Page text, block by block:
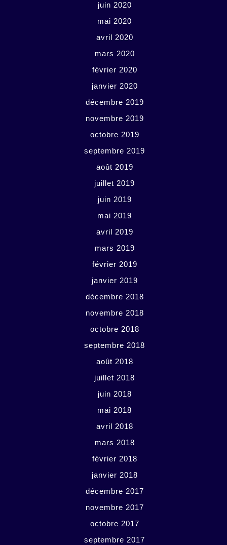
juin 2020
mai 2020
avril 2020
mars 2020
février 2020
janvier 2020
décembre 2019
novembre 2019
octobre 2019
septembre 2019
août 2019
juillet 2019
juin 2019
mai 2019
avril 2019
mars 2019
février 2019
janvier 2019
décembre 2018
novembre 2018
octobre 2018
septembre 2018
août 2018
juillet 2018
juin 2018
mai 2018
avril 2018
mars 2018
février 2018
janvier 2018
décembre 2017
novembre 2017
octobre 2017
septembre 2017